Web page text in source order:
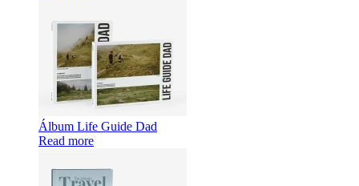
Álbum Life Guide Dad
Read more